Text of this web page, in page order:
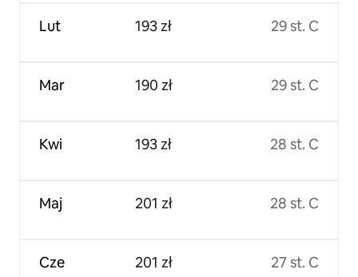
Lut
Mar
Kwi
Maj
Cze
193 zł
190 zł
193 zł
201 zł
201 zł
29 st. C
29 st. C
28 st. C
28 st. C
27 st. C